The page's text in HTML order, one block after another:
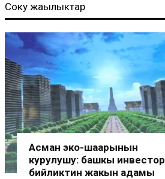
Соңку жаңылыктар
Асман эко-шаарынын
курулушу: башкы инвестор
бийликтин жакын адамы